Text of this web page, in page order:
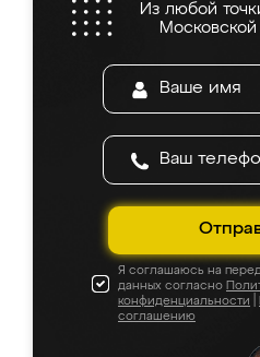
Из любой
Московской
Я соглашаюсь на
данных согласно
конфиденциальности
соглашению